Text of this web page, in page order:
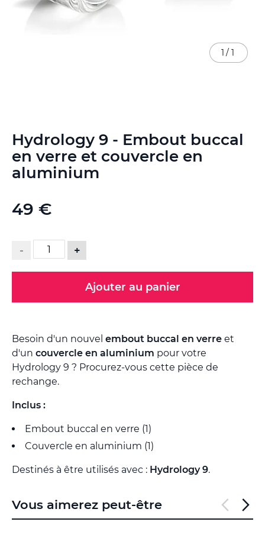
Hydrology 9 - Embout buccal
en verre et couvercle en
aluminium
49 €
- +
Ajouter au panier
Besoin d'un nouvel embout buccal en verre et
d'un couvercle en aluminium pour votre
Hydrology 9 ? Procurez-vous cette pièce de
rechange.
Inclus :
Embout buccal en verre (1)
Couvercle en aluminium (1)
Destinés à être utilisés avec : Hydrology 9.
1 / 1
to
the
beginning
of
gallery
Vous aimerez peut-être